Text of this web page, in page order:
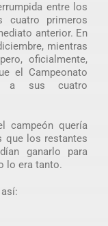
entre los
cuatro primeros
anterior. En
mientras
oficialmente,
el Campeonato
a sus cuatro
campeón quería
que los restantes
ganarlo para
lo era tanto.